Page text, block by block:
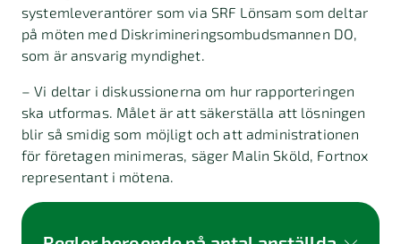
systemleverantörer som via SRF Lönsam som deltar
på möten med Diskrimineringsombudsmannen DO,
som är ansvarig myndighet.
– Vi deltar i diskussionerna om hur rapporteringen
ska utformas. Målet är att säkerställa att lösningen
blir så smidig som möjligt och att administrationen
för företagen minimeras, säger Malin Sköld, Fortnox
representant i mötena.